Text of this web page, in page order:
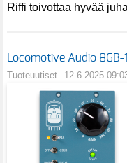
Riffi toivottaa hyvää
Locomotive Audio 86B-
Tuoteuutiset 12.6.2025